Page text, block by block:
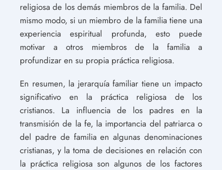
religiosa de los demás miembros de la familia. Del
mismo modo, si un miembro de la familia tiene una
experiencia espiritual profunda, esto puede
motivar a otros miembros de la familia a
profundizar en su propia práctica religiosa.
En resumen, la jerarquía familiar tiene un impacto
significativo en la práctica religiosa de los
cristianos. La influencia de los padres en la
transmisión de la fe, la importancia del patriarca o
del padre de familia en algunas denominaciones
cristianas, y la toma de decisiones en relación con
la práctica religiosa son algunos de los factores